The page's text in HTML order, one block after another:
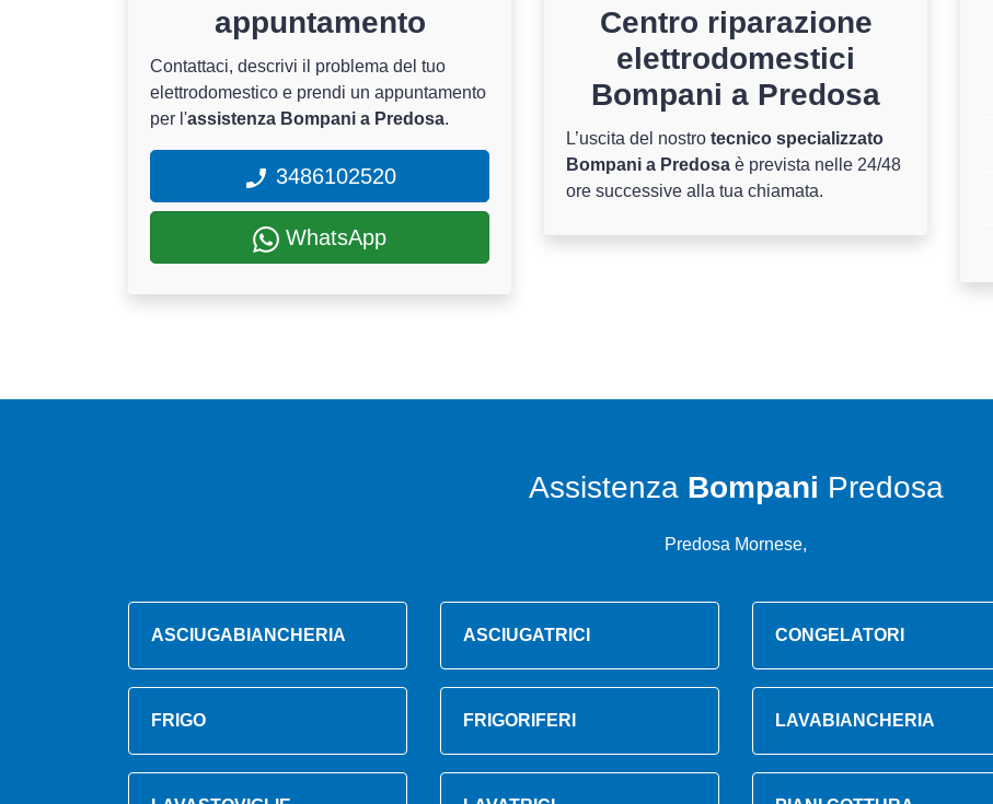
appuntamento
Contattaci, descrivi il problema del tuo
elettrodomestico e prendi un appuntamento
per l'assistenza Bompani a Predosa.
3486102520
WhatsApp
Centro riparazione
elettrodomestici
Bompani a Predosa
L’uscita del nostro tecnico specializzato
Bompani a Predosa è prevista nelle 24/48
ore successive alla tua chiamata.
Assistenza Bompani Predosa
Predosa Mornese,
ASCIUGABIANCHERIA ASCIUGATRICI CONGELATORI
FRIGO FRIGORIFERI LAVABIANCHERIA